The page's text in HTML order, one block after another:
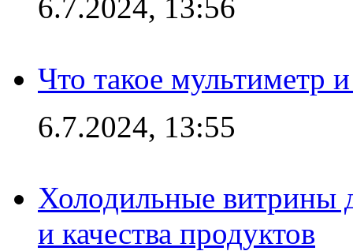
6.7.2024, 13:56
Что такое мультиметр
6.7.2024, 13:55
Холодильные витрины
и качества продуктов